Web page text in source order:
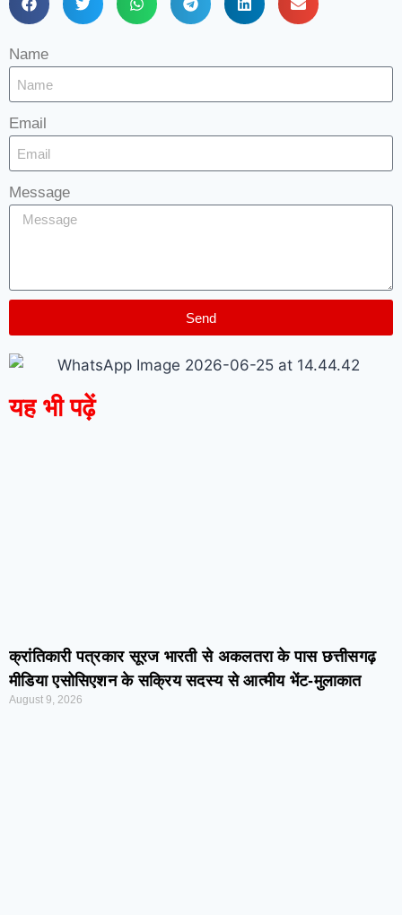
Name
Email
Message
Send
यह भी पढ़ें
क्रांतिकारी पत्रकार सूरज भारती से अकलतरा के पास छत्तीसगढ़
मीडिया एसोसिएशन के सक्रिय सदस्य से आत्मीय भेंट-मुलाकात
August 9, 2026